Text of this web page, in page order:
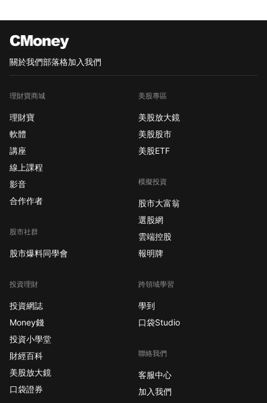
關於我們部落格加入我們
理財寶商城
理財寶
軟體
講座
線上課程
影音
合作作者
股市社群
股市爆料同學會
投資理財
投資網誌
Money錢
投資小學堂
財經百科
美股放大鏡
口袋證券
美股專區
美股放大鏡
美股股市
美股ETF
模擬投資
股市大富翁
選股網
雲端控股
報明牌
跨領域學習
學到
口袋Studio
聯絡我們
客服中心
加入我們